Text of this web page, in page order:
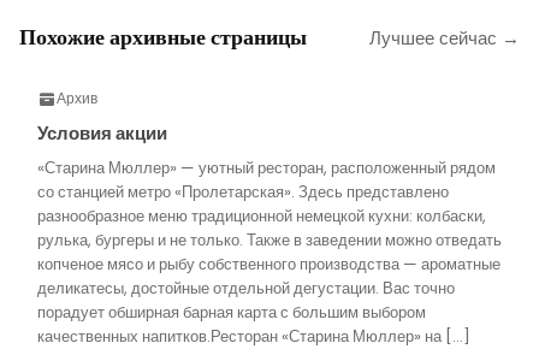
Похожие архивные страницы Лучшее сейчас →
Архив
Условия акции
«Старина Мюллер» — уютный ресторан, расположенный рядом
со станцией метро «Пролетарская». Здесь представлено
разнообразное меню традиционной немецкой кухни: колбаски,
рулька, бургеры и не только. Также в заведении можно отведать
копченое мясо и рыбу собственного производства — ароматные
деликатесы, достойные отдельной дегустации. Вас точно
порадует обширная барная карта с большим выбором
качественных напитков.Ресторан «Старина Мюллер» на […]